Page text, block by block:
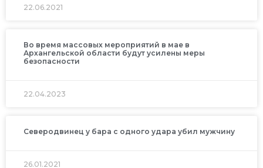
22.06.2021
Во время массовых мероприятий в мае в
Архангельской области будут усилены меры
безопасности
22.04.2023
Северодвинец у бара с одного удара убил мужчину
26.01.2021